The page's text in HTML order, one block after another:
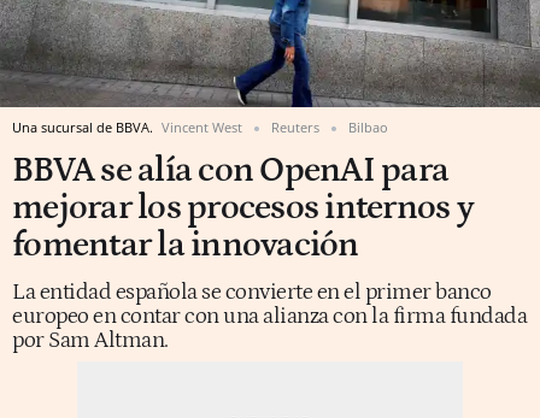
Una sucursal de BBVA. Vincent West Reuters Bilbao
BBVA se alía con OpenAI para
mejorar los procesos internos y
fomentar la innovación
La entidad española se convierte en el primer banco
europeo en contar con una alianza con la firma fundada
por Sam Altman.